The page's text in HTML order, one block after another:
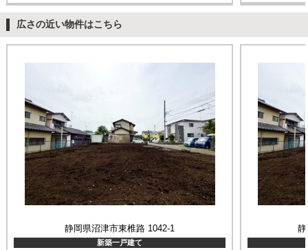
広さの近い物件はこちら
静岡県沼津市東椎路 1042-1
新築一戸建て